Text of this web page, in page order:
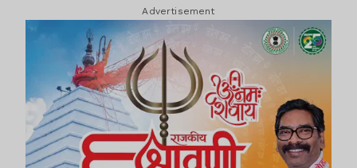
Advertisement